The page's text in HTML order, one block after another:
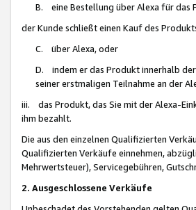
B. eine Bestellung über Alexa für das
der Kunde schließt einen Kauf des
C. über Alexa, oder
D. indem er das Produkt innerhalb
seiner erstmaligen Teilnahme an der
iii. das Produkt, das Sie mit der Alexa-
ihm bezahlt.
Die aus den einzelnen Qualifizierten
Qualifizierten Verkäufe einnehmen,
Mehrwertsteuer), Servicegebühren,
2. Ausgeschlossene Verkäufe